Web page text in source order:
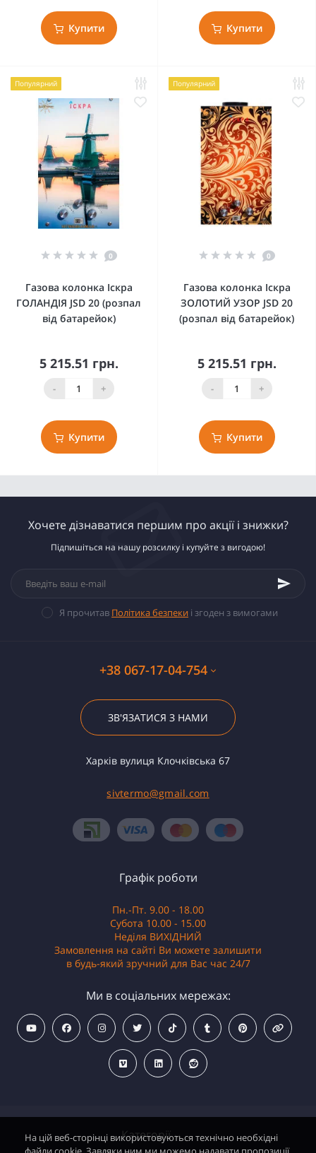
Купити Купити
Популярний
0
Газова колонка Іскра
ГОЛАНДІЯ JSD 20 (розпал
від батарейок)
5 215.51 грн.
- +
Купити
Популярний
0
Газова колонка Іскра
ЗОЛОТИЙ УЗОР JSD 20
(розпал від батарейок)
5 215.51 грн.
- +
Купити
Хочете дізнаватися першим про акції і знижки?
Підпишіться на нашу розсилку і купуйте з вигодою!
Я прочитав Політика безпеки і згоден з вимогами
+38 067-17-04-754
ЗВ'ЯЗАТИСЯ З НАМИ
Харків вулиця Клочківська 67
sivtermo@gmail.com
Категорії
Графік роботи
Пн.-Пт. 9.00 - 18.00
Субота 10.00 - 15.00
Неділя ВИХІДНИЙ
Замовлення на сайті Ви можете залишити
в будь-який зручний для Вас час 24/7
Ми в соціальних мережах:
На цій веб-сторінці використовуються технічно необхідні